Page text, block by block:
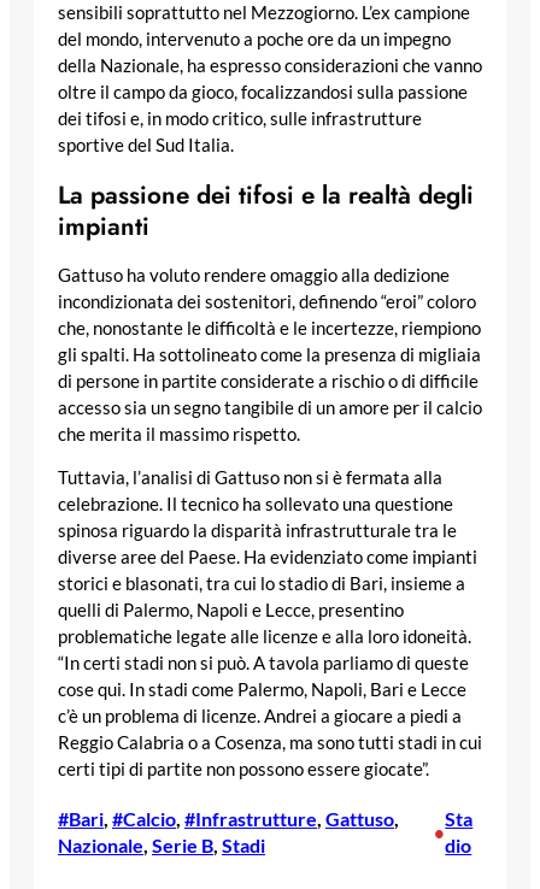
sensibili soprattutto nel Mezzogiorno. L’ex campione
del mondo, intervenuto a poche ore da un impegno
della Nazionale, ha espresso considerazioni che vanno
oltre il campo da gioco, focalizzandosi sulla passione
dei tifosi e, in modo critico, sulle infrastrutture
sportive del Sud Italia.
La passione dei tifosi e la realtà degli
impianti
Gattuso ha voluto rendere omaggio alla dedizione
incondizionata dei sostenitori, definendo “eroi” coloro
che, nonostante le difficoltà e le incertezze, riempiono
gli spalti. Ha sottolineato come la presenza di migliaia
di persone in partite considerate a rischio o di difficile
accesso sia un segno tangibile di un amore per il calcio
che merita il massimo rispetto.
Tuttavia, l’analisi di Gattuso non si è fermata alla
celebrazione. Il tecnico ha sollevato una questione
spinosa riguardo la disparità infrastrutturale tra le
diverse aree del Paese. Ha evidenziato come impianti
storici e blasonati, tra cui lo stadio di Bari, insieme a
quelli di Palermo, Napoli e Lecce, presentino
problematiche legate alle licenze e alla loro idoneità.
“In certi stadi non si può. A tavola parliamo di queste
cose qui. In stadi come Palermo, Napoli, Bari e Lecce
c’è un problema di licenze. Andrei a giocare a piedi a
Reggio Calabria o a Cosenza, ma sono tutti stadi in cui
certi tipi di partite non possono essere giocate”.
#Bari, #Calcio, #Infrastrutture, Gattuso
Nazionale, Serie B, Stadi
•
Sta
dio